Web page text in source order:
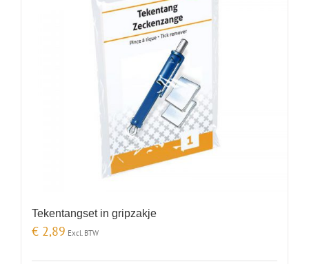
Tekentangset in gripzakje
€ 2,89 Excl. BTW